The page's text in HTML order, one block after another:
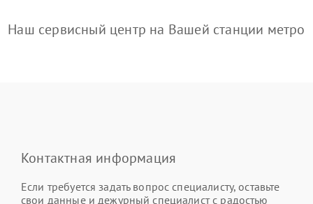
Наш сервисный центр на Вашей станции метро
Контактная информация
Если требуется задать вопрос специалисту, оставьте
свои данные и дежурный специалист с радостью